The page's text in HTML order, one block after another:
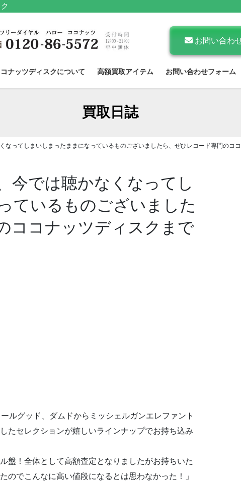
お問い合わ
コナッツディスクについて 高額買取アイテム お問い合わせフォーム
買取日誌
なってしまいしまったままになっているものございましたら、ぜひレコード専門のコ
今では聴かなくなってし
ているものございました
ココナッツディスクまで
ルグッド、ダムドからミッシェルガンエレファント
たセレクションが嬉しいラインナップでお持ち込み
盤！全体として高額査定となりましたがお持ちいた
のでこんなに高い値段になるとは思わなかった！」